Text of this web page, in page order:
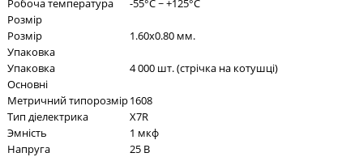
Робоча температура
-55°C ~ +125°C
Розмір
Розмір
1.60x0.80 мм.
Упаковка
Упаковка
4 000 шт. (стрічка на котушці)
Основні
Метричний типорозмір1608
Тип діелектрика
X7R
Эмність
1 мкф
Напруга
25 В